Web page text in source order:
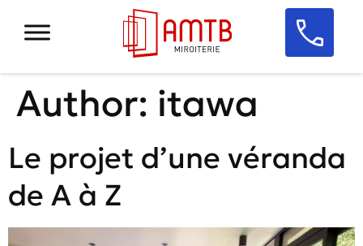
Author: itawa
Le projet d’une véranda
de A à Z